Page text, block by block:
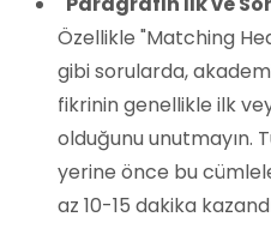
Özellikle "Matching
gibi sorularda,
fikrinin genellikle ilk
olduğunu unutmayın.
yerine önce bu
az 10-15 dakika